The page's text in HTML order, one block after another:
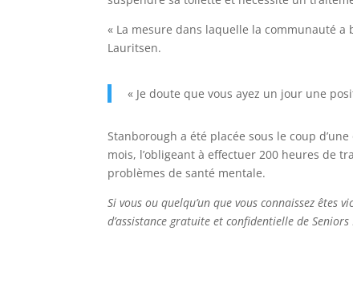
« La mesure dans laquelle la communauté
Lauritsen.
« Je doute que vous ayez un jour une
Stanborough a été placée sous le coup
mois, l’obligeant à effectuer 200 heures de
problèmes de santé mentale.
Si vous ou quelqu’un que vous connaissez êtes
d’assistance gratuite et confidentielle de